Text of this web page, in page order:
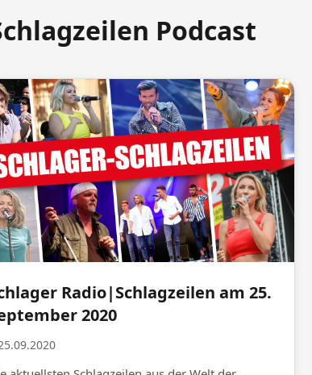
Podcast
Radio|Schlagzeilen am 25.
2020